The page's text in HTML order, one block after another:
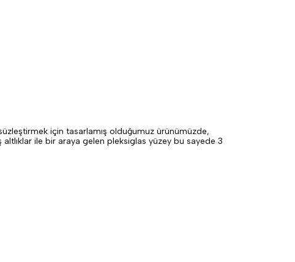
için tasarlamış olduğumuz ürünümüzde,
ile bir araya gelen pleksiglas yüzey bu sayede 3